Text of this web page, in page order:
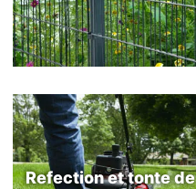
Refection et tonte de